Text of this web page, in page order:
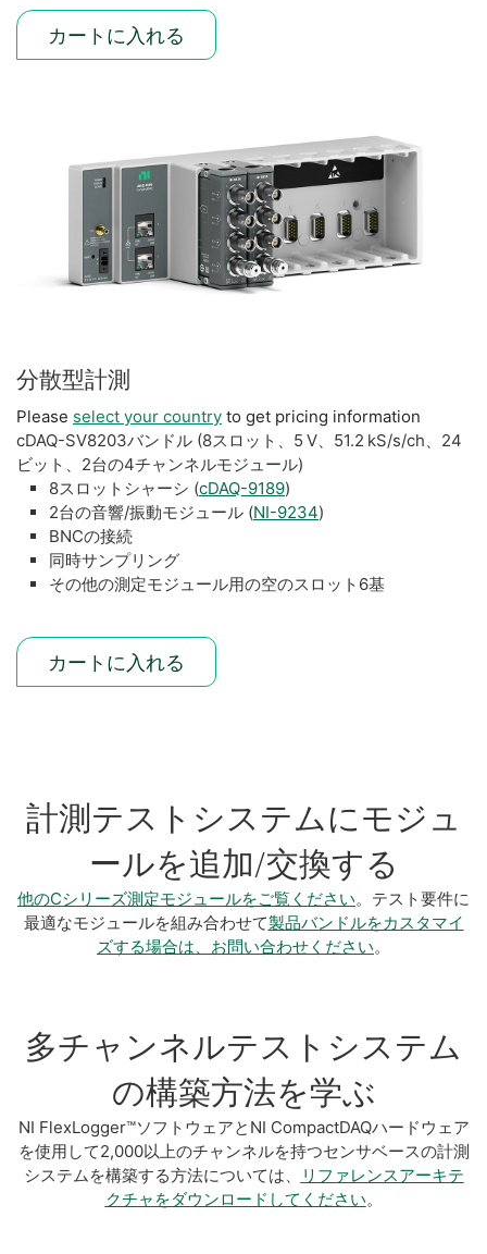
カートに入れる
分散型計測
Please select your country to get pricing information
cDAQ-SV8203バンドル (8スロット、5 V、51.2 kS/s/ch、24
ビット、2台の4チャンネルモジュール)
8スロットシャーシ (cDAQ-9189)
2台の音響/振動モジュール (NI-9234)
BNCの接続
同時サンプリング
その他の測定モジュール用の空のスロット6基
カートに入れる
計測テストシステムにモジュ
ールを追加/交換する
他のCシリーズ測定モジュールをご覧ください。テスト要件に
最適なモジュールを組み合わせて製品バンドルをカスタマイ
ズする場合は、お問い合わせください。
多チャンネルテストシステム
の構築方法を学ぶ
NI FlexLogger™ソフトウェアとNI CompactDAQハードウェア
を使用して2,000以上のチャンネルを持つセンサベースの計測
システムを構築する方法については、
リファレンスアーキテ
クチャをダウンロードしてください。